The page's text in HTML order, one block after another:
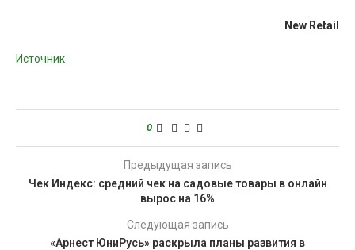
New Retail
Источник
0
Предыдущая запись
Чек Индекс: средний чек на садовые товары в онлайн
вырос на 16%
Следующая запись
«Арнест ЮниРусь» раскрыла планы развития в